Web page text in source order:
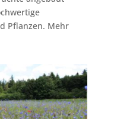
Pflanzen. Mehr